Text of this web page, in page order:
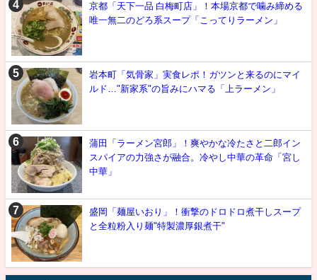
京都「天下一品 白梅町店」！本場京都で噛み締める
唯一無二のどろ系スープ「こってりラーメン」
岩本町「気骨家」実食レポ！ガツンと来るのにマイ
ルド…"新家系"の旨みにハマる「上ラーメン」
蒲田「ラーメン宮郎」！爽やかな冷たさと二郎イン
スパイアの力強さが融合。冷やし中華の革命「宮し
中華」
盛岡「麺屋いおり」！衝撃のドロドロ煮干しスープ
と全粒粉入り麺"特製濃厚銀煮干"